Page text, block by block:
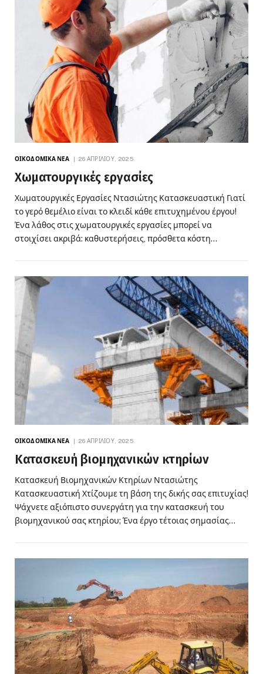
ΟΙΚΟΔΟΜΙΚΆ ΝΈΑ 26 ΑΠΡΙΛΊΟΥ, 2025
Χωματουργικές εργασίες
Χωματουργικές Εργασίες Ντασιώτης Κατασκευαστική Γιατί
το γερό θεμέλιο είναι το κλειδί κάθε επιτυχημένου έργου!
Ένα λάθος στις χωματουργικές εργασίες μπορεί να
στοιχίσει ακριβά: καθυστερήσεις, πρόσθετα κόστη…
ΟΙΚΟΔΟΜΙΚΆ ΝΈΑ 26 ΑΠΡΙΛΊΟΥ, 2025
Κατασκευή βιομηχανικών κτηρίων
Κατασκευή Βιομηχανικών Κτηρίων Ντασιώτης
Κατασκευαστική Χτίζουμε τη βάση της δικής σας επιτυχίας!
Ψάχνετε αξιόπιστο συνεργάτη για την κατασκευή του
βιομηχανικού σας κτηρίου; Ένα έργο τέτοιας σημασίας…